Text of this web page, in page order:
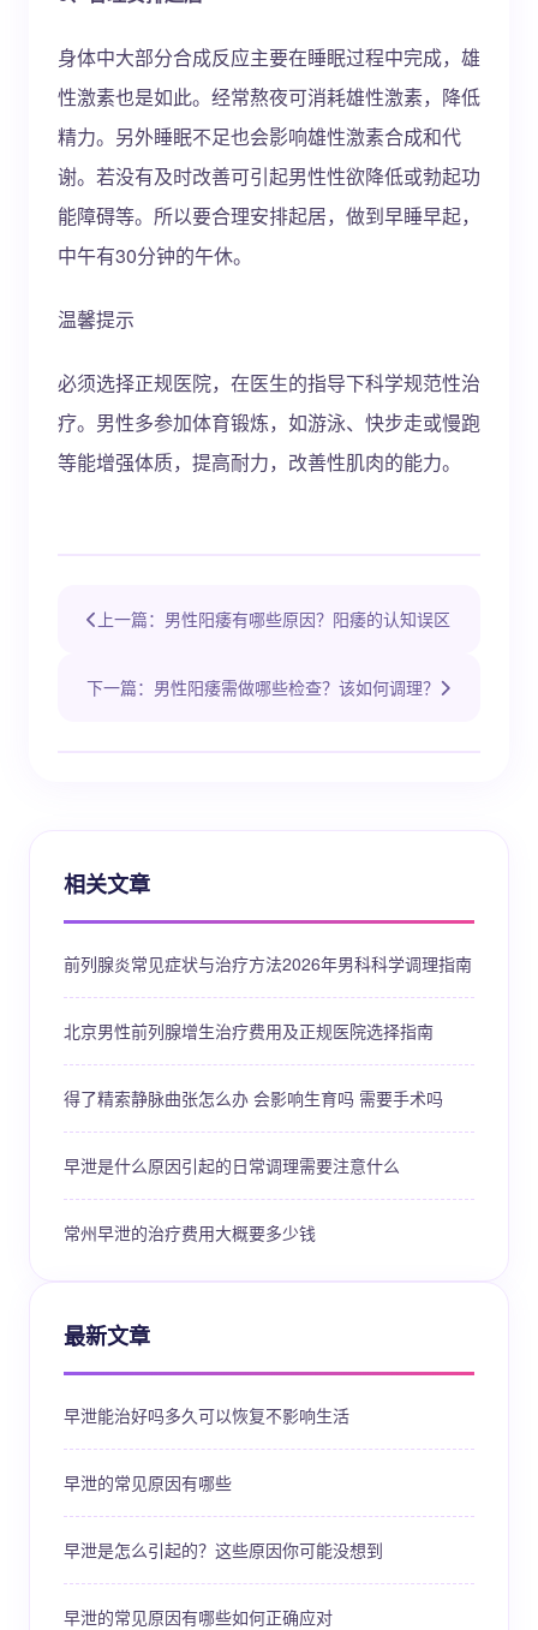
身体中大部分合成反应主要在睡眠过程中完成，雄
性激素也是如此。经常熬夜可消耗雄性激素，降低
精力。另外睡眠不足也会影响雄性激素合成和代
谢。若没有及时改善可引起男性性欲降低或勃起功
能障碍等。所以要合理安排起居，做到早睡早起，
中午有30分钟的午休。
温馨提示
必须选择正规医院，在医生的指导下科学规范性治
疗。男性多参加体育锻炼，如游泳、快步走或慢跑
等能增强体质，提高耐力，改善性肌肉的能力。
上一篇：男性阳痿有哪些原因？阳痿的认知误区
下一篇：男性阳痿需做哪些检查？该如何调理？
相关文章
前列腺炎常见症状与治疗方法2026年男科科学调理指南
北京男性前列腺增生治疗费用及正规医院选择指南
得了精索静脉曲张怎么办 会影响生育吗 需要手术吗
早泄是什么原因引起的日常调理需要注意什么
常州早泄的治疗费用大概要多少钱
最新文章
早泄能治好吗多久可以恢复不影响生活
早泄的常见原因有哪些
早泄是怎么引起的？这些原因你可能没想到
早泄的常见原因有哪些如何正确应对